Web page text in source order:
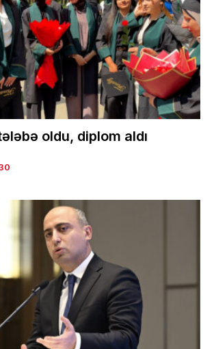
oldu, diplom aldı